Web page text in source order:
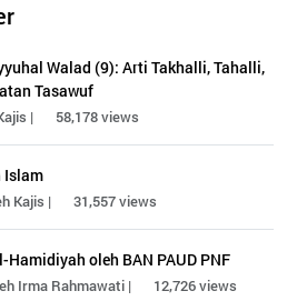
Walad (9): Arti Takhalli, Tahalli,
Tasawuf
| 58,178 views
Islam
Kajis | 31,557 views
oleh BAN PAUD PNF
Irma Rahmawati | 12,726 views